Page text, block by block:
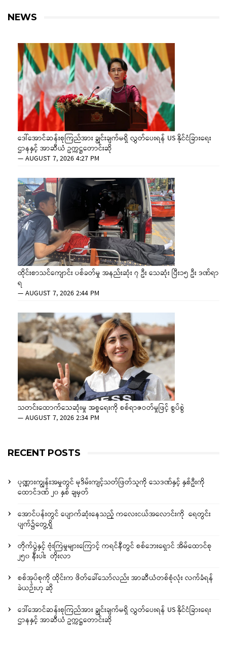
NEWS
ဒေါ်အောင်ဆန်းစုကြည်အား ချွင်းချက်မရှိ လွှတ်ပေးရန် US နိုင်ငံခြားရေး
ဌာနနှင့် အာဆီယံ ဥက္ကဋ္ဌတောင်းဆို
—AUGUST 7, 2026 4:27 PM
ထိုင်းစာသင်ကျောင်း ပစ်ခတ်မှု အနည်းဆုံး ၇ ဦး သေဆုံး ပြီး၁၅ ဦး ဒဏ်ရာ
ရ
—AUGUST 7, 2026 2:44 PM
သတင်းထောက်သေဆုံးမှု အစ္စရေးကို စစ်ရာဇဝတ်မှုဖြင့် စွပ်စွဲ
—AUGUST 7, 2026 2:34 PM
RECENT POSTS
ပုဏ္ဏားကျွန်းအမှုတွင် မုဒိမ်းကျင့်သတ်ဖြတ်သူကို သေဒဏ်နှင့် နှစ်ဦးကို
ထောင်ဒဏ် ၂၀ နှစ် ချမှတ်
အောင်ပန်းတွင် ပျောက်ဆုံးနေသည့် ကလေးငယ်အလောင်းကို ရေတွင်း
ပျက်၌တွေ့ရှိ
တိုက်ပွဲနှင့် ဗုံးကြဲမှုများကြောင့် ကရင်နီတွင် စစ်ဘေးရှောင် အိမ်ထောင်စု
၂၅၀ နီးပါး တိုးလာ
စစ်အုပ်စုကို ထိုင်းက ဖိတ်ခေါ်သော်လည်း အာဆီယံတစ်စုံလုံး လက်ခံရန်
ခဲယဉ်းဟု ဆို
ဒေါ်အောင်ဆန်းစုကြည်အား ချွင်းချက်မရှိ လွှတ်ပေးရန် US နိုင်ငံခြားရေး
ဌာနနှင့် အာဆီယံ ဥက္ကဋ္ဌတောင်းဆို